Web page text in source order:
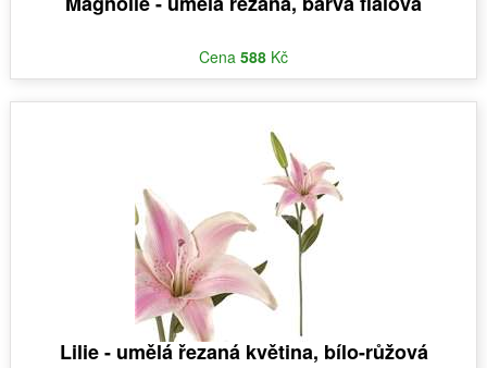
Cena 588 Kč
Lilie - umělá řezaná květina, bílo-růžová